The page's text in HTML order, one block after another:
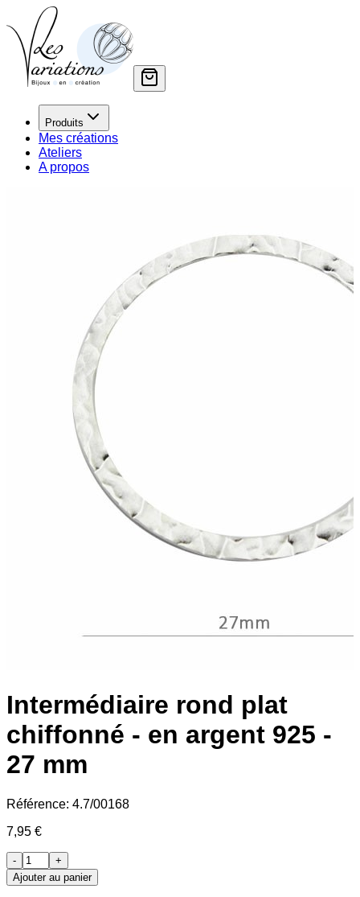
Produits
Mes créations
Ateliers
A propos
Intermédiaire rond plat
chiffonné - en argent 925 -
27 mm
Référence: 4.7/00168
7,95 €
-
+
Ajouter au panier